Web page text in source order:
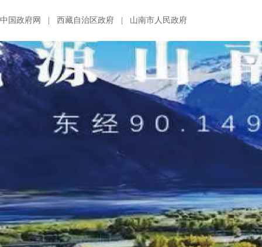
中国政府网 西藏自治区政府 山南市人民政府